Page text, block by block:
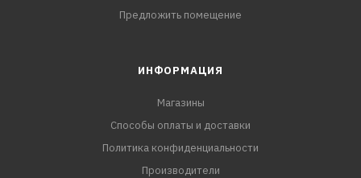
Предложить помещение
ИНФОРМАЦИЯ
Магазины
Способы оплаты и доставки
Политика конфиденциальности
Производители